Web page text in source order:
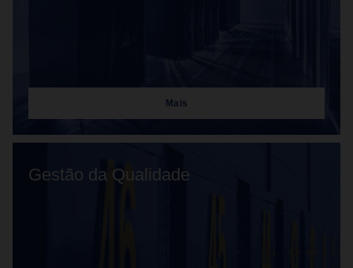
Mais
Gestão da Qualidade